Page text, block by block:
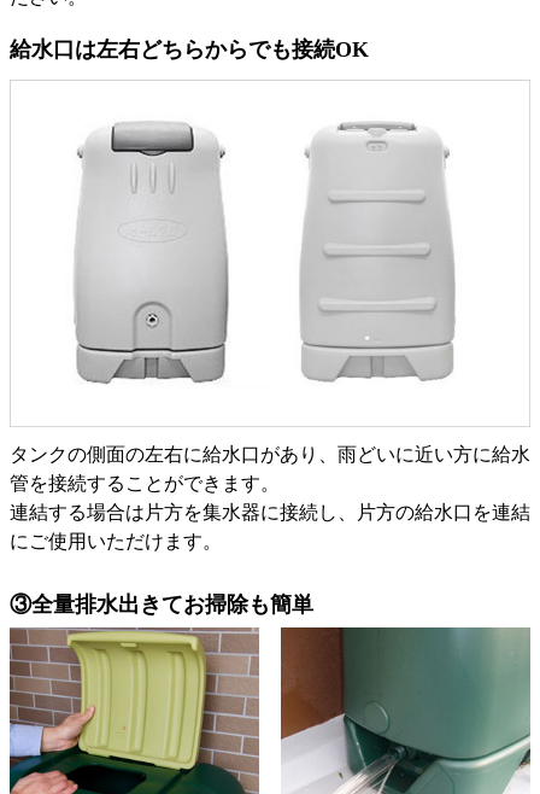
給水口は左右どちらからでも接続OK
タンクの側面の左右に給水口があり、雨どいに近い方に給水
管を接続することができます。
連結する場合は片方を集水器に接続し、片方の給水口を連結
にご使用いただけます。
③全量排水出きてお掃除も簡単